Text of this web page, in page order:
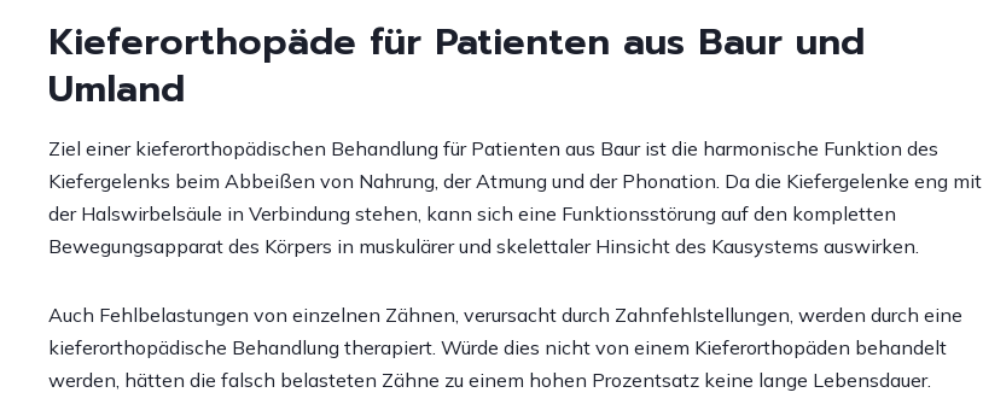
Kieferorthopäde für Patienten aus Baur und
Umland
Ziel einer kieferorthopädischen Behandlung für Patienten aus Baur ist die harmonische Funktion des
Kiefergelenks beim Abbeißen von Nahrung, der Atmung und der Phonation. Da die Kiefergelenke eng mit
der Halswirbelsäule in Verbindung stehen, kann sich eine Funktionsstörung auf den kompletten
Bewegungsapparat des Körpers in muskulärer und skelettaler Hinsicht des Kausystems auswirken.
Auch Fehlbelastungen von einzelnen Zähnen, verursacht durch Zahnfehlstellungen, werden durch eine
kieferorthopädische Behandlung therapiert. Würde dies nicht von einem Kieferorthopäden behandelt
werden, hätten die falsch belasteten Zähne zu einem hohen Prozentsatz keine lange Lebensdauer.